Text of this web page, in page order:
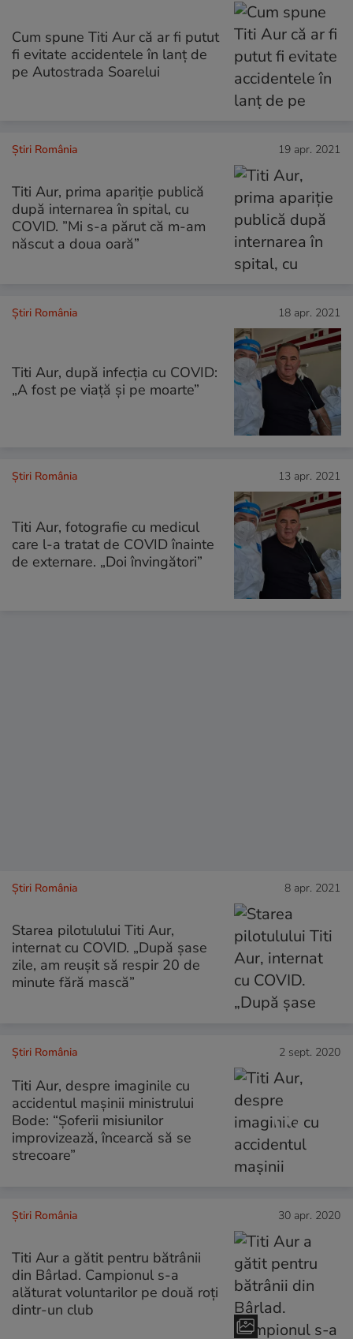
Cum spune Titi Aur că ar fi putut
fi evitate accidentele în lanț de
pe Autostrada Soarelui
Știri România 19 apr. 2021
Titi Aur, prima apariție publică
după internarea în spital, cu
COVID. ”Mi s-a părut că m-am
născut a doua oară”
Știri România 18 apr. 2021
Titi Aur, după infecția cu COVID:
„A fost pe viaţă şi pe moarte”
Știri România 13 apr. 2021
Titi Aur, fotografie cu medicul
care l-a tratat de COVID înainte
de externare. „Doi învingători”
Știri România 8 apr. 2021
Starea pilotulului Titi Aur,
internat cu COVID. „După șase
zile, am reușit să respir 20 de
minute fără mască”
Știri România 2 sept. 2020
Titi Aur, despre imaginile cu
accidentul mașinii ministrului
Bode: “Șoferii misiunilor
improvizează, încearcă să se
strecoare”
Știri România 30 apr. 2020
Titi Aur a gătit pentru bătrânii
din Bârlad. Campionul s-a
alăturat voluntarilor pe două roți
dintr-un club